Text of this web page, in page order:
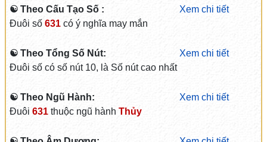
☯ Theo Cấu Tạo Số :
Xem chi tiết
Đuôi số 631có ý nghĩa may mắn
☯ Theo Tổng Số Nút:
Xem chi tiết
Đuôi số có số nút 10, là Số nút cao nhất
☯ Theo Ngũ Hành:
Xem chi tiết
Đuôi 631thuộc ngũ hành Thủy